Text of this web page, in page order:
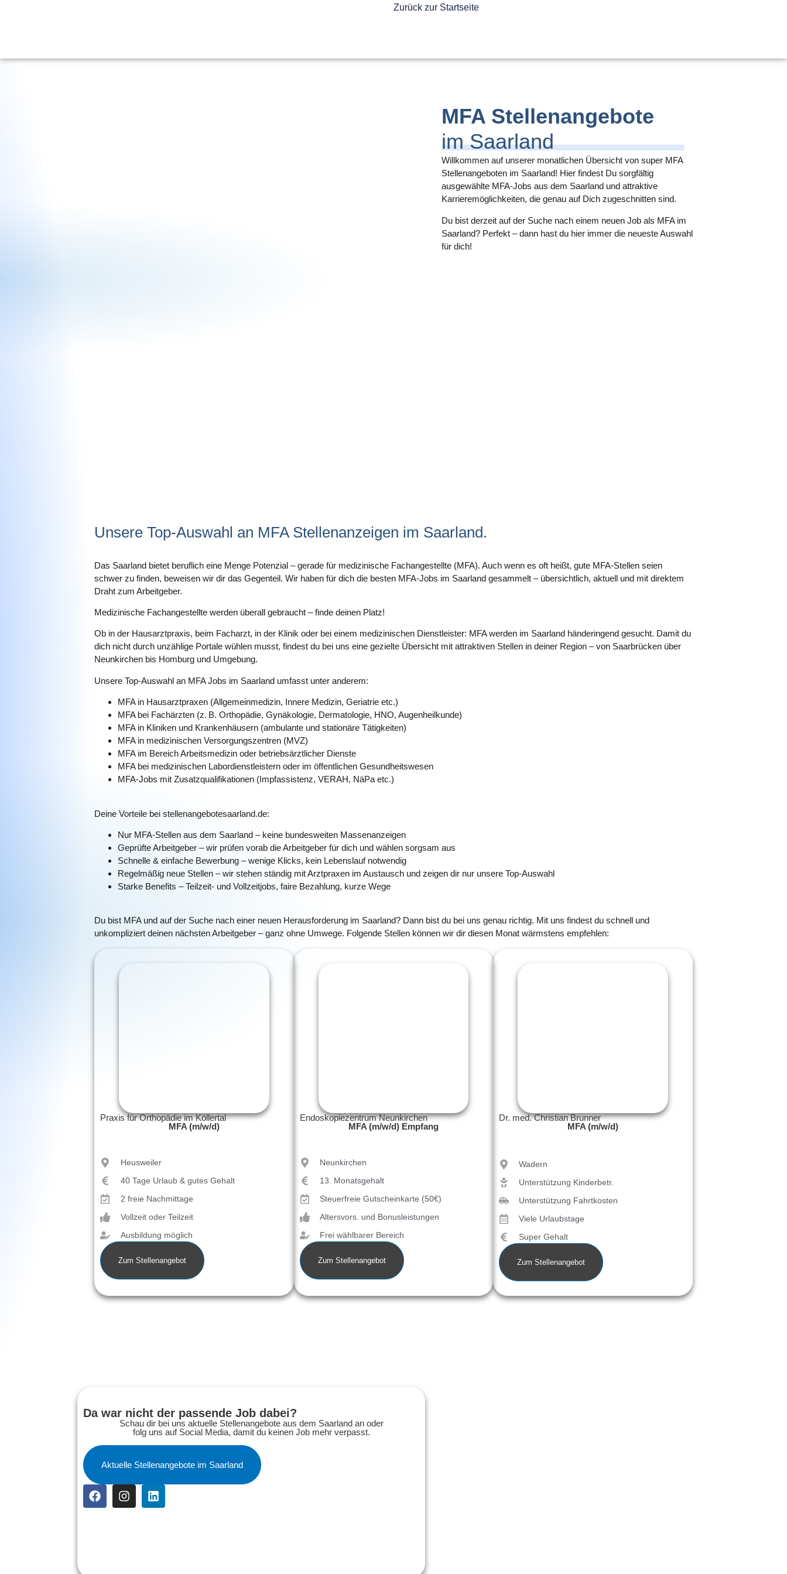
Zurück zur Startseite
MFA Stellenangebote
im Saarland
Willkommen auf unserer monatlichen Übersicht von super MFA
Stellenangeboten im Saarland! Hier findest Du sorgfältig
ausgewählte MFA-Jobs aus dem Saarland und attraktive
Karrieremöglichkeiten, die genau auf Dich zugeschnitten sind.
Du bist derzeit auf der Suche nach einem neuen Job als MFA im
Saarland? Perfekt – dann hast du hier immer die neueste Auswahl
für dich!
Unsere Top-Auswahl an MFA Stellenanzeigen im Saarland.
Das Saarland bietet beruflich eine Menge Potenzial – gerade für medizinische Fachangestellte (MFA). Auch wenn es oft heißt, gute MFA-Stellen seien
schwer zu finden, beweisen wir dir das Gegenteil. Wir haben für dich die besten MFA-Jobs im Saarland gesammelt – übersichtlich, aktuell und mit direktem
Draht zum Arbeitgeber.
Medizinische Fachangestellte werden überall gebraucht – finde deinen Platz!
Ob in der Hausarztpraxis, beim Facharzt, in der Klinik oder bei einem medizinischen Dienstleister: MFA werden im Saarland händeringend gesucht. Damit du
dich nicht durch unzählige Portale wühlen musst, findest du bei uns eine gezielte Übersicht mit attraktiven Stellen in deiner Region – von Saarbrücken über
Neunkirchen bis Homburg und Umgebung.
Unsere Top-Auswahl an MFA Jobs im Saarland umfasst unter anderem:
MFA in Hausarztpraxen (Allgemeinmedizin, Innere Medizin, Geriatrie etc.)
MFA bei Fachärzten (z. B. Orthopädie, Gynäkologie, Dermatologie, HNO, Augenheilkunde)
MFA in Kliniken und Krankenhäusern (ambulante und stationäre Tätigkeiten)
MFA in medizinischen Versorgungszentren (MVZ)
MFA im Bereich Arbeitsmedizin oder betriebsärztlicher Dienste
MFA bei medizinischen Labordienstleistern oder im öffentlichen Gesundheitswesen
MFA-Jobs mit Zusatzqualifikationen (Impfassistenz, VERAH, NäPa etc.)
Deine Vorteile bei stellenangebotesaarland.de:
Nur MFA-Stellen aus dem Saarland – keine bundesweiten Massenanzeigen
Geprüfte Arbeitgeber – wir prüfen vorab die Arbeitgeber für dich und wählen sorgsam aus
Schnelle & einfache Bewerbung – wenige Klicks, kein Lebenslauf notwendig
Regelmäßig neue Stellen – wir stehen ständig mit Arztpraxen im Austausch und zeigen dir nur unsere Top-Auswahl
Starke Benefits – Teilzeit- und Vollzeitjobs, faire Bezahlung, kurze Wege
Du bist MFA und auf der Suche nach einer neuen Herausforderung im Saarland? Dann bist du bei uns genau richtig. Mit uns findest du schnell und
unkompliziert deinen nächsten Arbeitgeber – ganz ohne Umwege. Folgende Stellen können wir dir diesen Monat wärmstens empfehlen:
Praxis für Orthopädie im Köllertal
MFA (m/w/d)
Heusweiler
40 Tage Urlaub & gutes Gehalt
2 freie Nachmittage
Vollzeit oder Teilzeit
Ausbildung möglich
Zum Stellenangebot
Endoskopiezentrum Neunkirchen
MFA (m/w/d) Empfang
Neunkirchen
13. Monatsgehalt
Steuerfreie Gutscheinkarte (50€)
Altersvors. und Bonusleistungen
Frei wählbarer Bereich
Zum Stellenangebot
Dr. med. Christian Brunner
MFA (m/w/d)
Wadern
Unterstützung Kinderbetr.
Unterstützung Fahrtkosten
Viele Urlaubstage
Super Gehalt
Zum Stellenangebot
Da war nicht der passende Job dabei?
Schau dir bei uns aktuelle Stellenangebote aus dem Saarland an oder
folg uns auf Social Media, damit du keinen Job mehr verpasst.
Aktuelle Stellenangebote im Saarland